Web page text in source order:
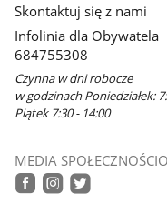
Skontaktuj się z nami
Infolinia dla Obywatela
684755308
Czynna w dni robocze
w godzinach Poniedziałek:
Piątek 7:30 - 14:00
MEDIA